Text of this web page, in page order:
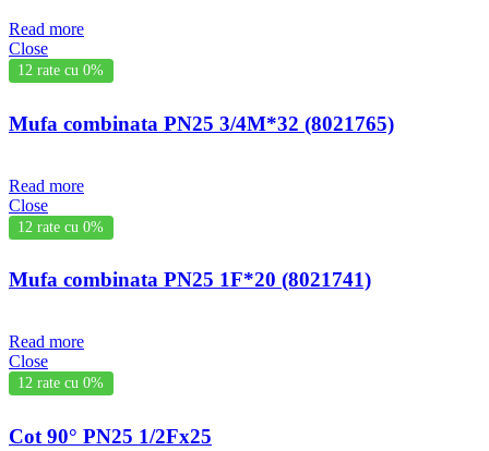
Read more
Close
12 rate cu 0%
Mufa combinata PN25 3/4M*32 (8021765)
Read more
Close
12 rate cu 0%
Mufa combinata PN25 1F*20 (8021741)
Read more
Close
12 rate cu 0%
Cot 90° PN25 1/2Fx25